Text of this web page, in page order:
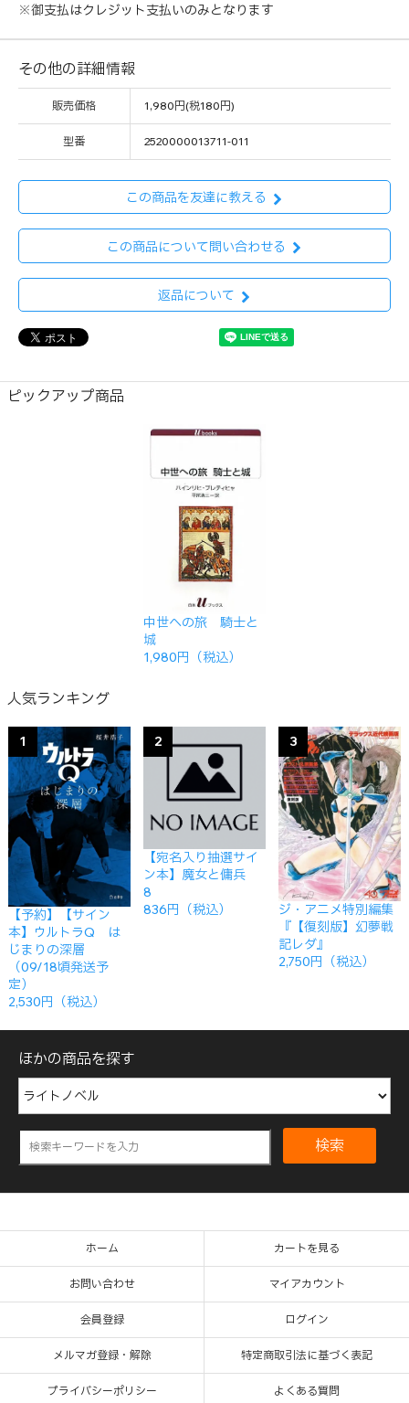
※御支払はクレジット支払いのみとなります
その他の詳細情報
販売価格 1,980円(税180円)
型番 2520000013711-011
この商品を友達に教える
この商品について問い合わせる
返品について
ピックアップ商品
中世への旅 騎士と
城
1,980円（税込）
人気ランキング
1
【予約】【サイン
本】ウルトラQ は
じまりの深層
（09/18頃発送予
定）
2,530円（税込）
2
【宛名入り抽選サイ
ン本】魔女と傭兵
8
836円（税込）
3
ジ・アニメ特別編集
『【復刻版】幻夢戦
記レダ』
2,750円（税込）
ほかの商品を探す
検索
ホーム カートを見る
お問い合わせ マイアカウント
会員登録 ログイン
メルマガ登録・解除 特定商取引法に基づく表記
プライバシーポリシー よくある質問